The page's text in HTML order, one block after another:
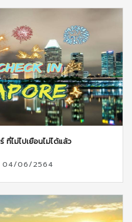
ที่ไม่ไปเยือนไม่ได้แล้ว
04/06/2564